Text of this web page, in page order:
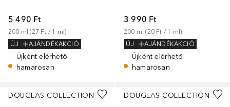
5 490 Ft
200 ml (27 Ft / 1 ml)
ÚJ
AJÁNDÉKAKCIÓ
Újként elérhető
hamarosan
3 990 Ft
200 ml (20 Ft / 1 ml)
ÚJ
AJÁNDÉKAKCIÓ
Újként elérhető
hamarosan
DOUGLAS COLLECTION
DOUGLAS COLLECTION